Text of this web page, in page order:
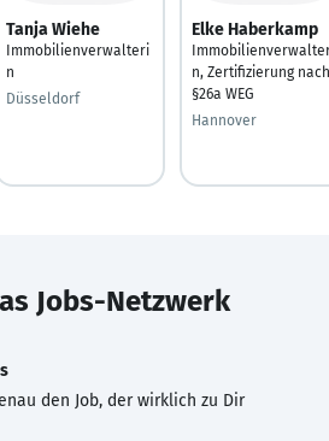
Tanja Wiehe
Immobilienverwalteri
n
Düsseldorf
Elke Haberkamp
n, Zertifizierung nach
§26a WEG
Hannover
Jobs-Netzwerk
den Job, der wirklich zu Dir